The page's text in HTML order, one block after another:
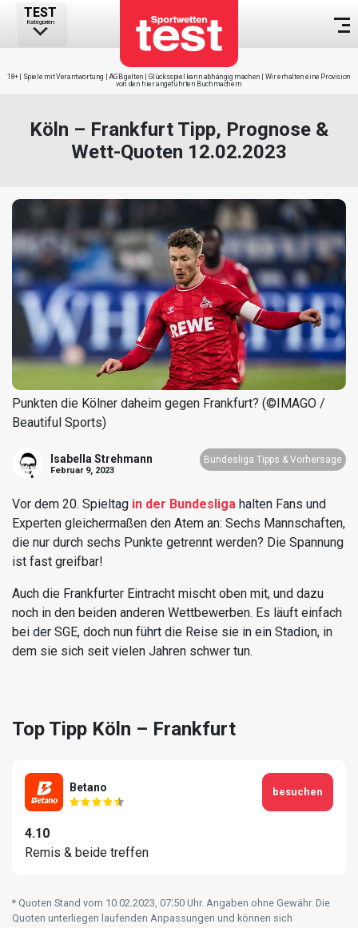
TEST
Kategorien
18+ | Spiele mit Verantwortung | AGB gelten | Glücksspiel kann abhängig machen | Wir erhalten eine Provision
von den hier angeführten Buchmachern
Köln – Frankfurt Tipp, Prognose &
Wett-Quoten 12.02.2023
Punkten die Kölner daheim gegen Frankfurt? (©IMAGO /
Beautiful Sports)
Isabella Strehmann
Februar 9, 2023
Bundesliga Tipps & Vorhersage
Vor dem 20. Spieltag in der Bundesliga halten Fans und
Experten gleichermaßen den Atem an: Sechs Mannschaften,
die nur durch sechs Punkte getrennt werden? Die Spannung
ist fast greifbar!
Auch die Frankfurter Eintracht mischt oben mit, und dazu
noch in den beiden anderen Wettbewerben. Es läuft einfach
bei der SGE, doch nun führt die Reise sie in ein Stadion, in
dem sie sich seit vielen Jahren schwer tun.
Top Tipp Köln – Frankfurt
Betano
4.10
Remis & beide treffen
besuchen
* Quoten Stand vom 10.02.2023‚ 07⁚50 Uhr. Angaben ohne Gewähr. Die
Quoten unterliegen laufenden Anpassungen und können sich